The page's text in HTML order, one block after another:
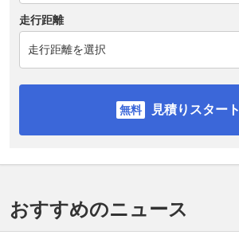
走行距離
見積りスタート
おすすめのニュース